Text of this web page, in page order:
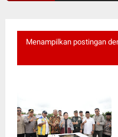
Menampilkan postingan